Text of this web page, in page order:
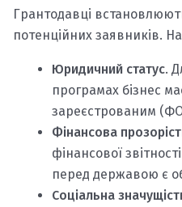
Грантодавці
потенційних заявників.
Юридичний статус.
програмах бізнес
зареєстрованим
Фінансова
фінансової
перед державою є
Соціальна